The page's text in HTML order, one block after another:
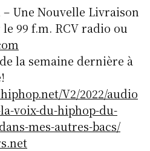
– Une Nouvelle Livraison
99 f.m. RCV radio ou
la semaine dernière à
V2/2022/audio
voix-du-hiphop-du-
mes-autres-bacs/